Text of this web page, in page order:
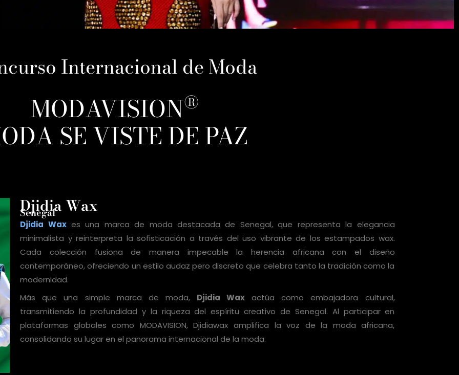
Internacional de Moda
MODAVISION®
SE VISTE DE PAZ
Djidia Wax
Senegal
Djidia Waxes una marca de moda destacada de Senegal, que representa la elegancia
minimalista y reinterpreta la sofisticación a través del uso vibrante de los estampados wax.
Cada colección fusiona de manera impecable la herencia africana con el diseño
contemporáneo, ofreciendo un estilo audaz pero discreto que celebra tanto la tradición como la
modernidad.
Más que una simple marca de moda, Djidia Wax actúa como embajadora cultural,
transmitiendo la profundidad y la riqueza del espíritu creativo de Senegal. Al participar en
plataformas globales como MODAVISION, Djidiawax amplifica la voz de la moda africana,
consolidando su lugar en el panorama internacional de la moda.